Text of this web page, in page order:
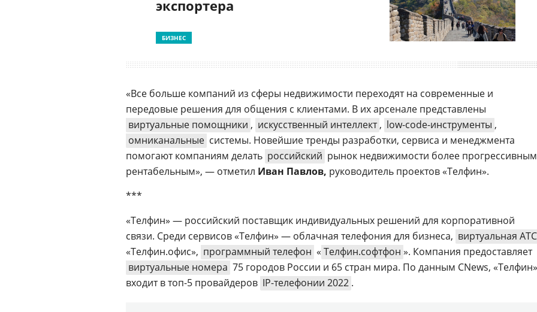
экспортера
БИЗНЕС
«Все больше компаний из сферы недвижимости переходят на современные и
передовые решения для общения с клиентами. В их арсенале представлены
виртуальные помощники , искусственный интеллект , low-code-инструменты ,
омниканальные системы. Новейшие тренды разработки, сервиса и менеджмента
помогают компаниям делать российский рынок недвижимости более
рентабельным», — отметил Иван Павлов, руководитель проектов «Телфин».
***
«Телфин» — российский поставщик индивидуальных решений для корпоративной
связи. Среди сервисов «Телфин» — облачная телефония для бизнеса, виртуальная АТС
«Телфин.офис», программный телефон « Телфин.софтфон ». Компания предоставляет
виртуальные номера 75 городов России и 65 стран мира. По данным CNews, «Телфин»
входит в топ-5 провайдеров IP-телефонии 2022 .